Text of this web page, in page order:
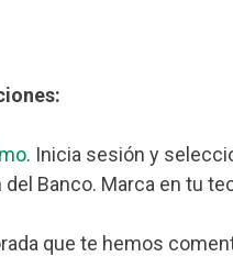
. Inicia sesión y
Banco. Marca en tu
que te hemos